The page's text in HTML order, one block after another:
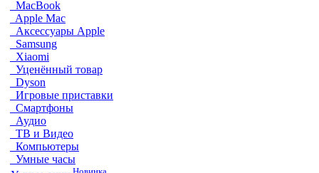
MacBook
Apple Mac
Аксессуары Apple
Samsung
Xiaomi
Уценённый товар
Dyson
Игровые приставки
Смартфоны
Аудио
ТВ и Видео
Компьютеры
Умные часы